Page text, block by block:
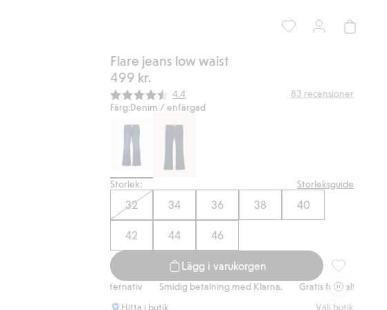
Flare jeans low waist
499 kr.
Snittbetyg:
4.4 83 recensioner
Färg:Denim / enfärgad
Storlek: Storleksguide
32 34 36 38 40
42 44 46
Lägg i varukorgen
Flare
Smidig betalning med Klarna. Gratis fraktalternativ
Hitta i butik
Välj butik